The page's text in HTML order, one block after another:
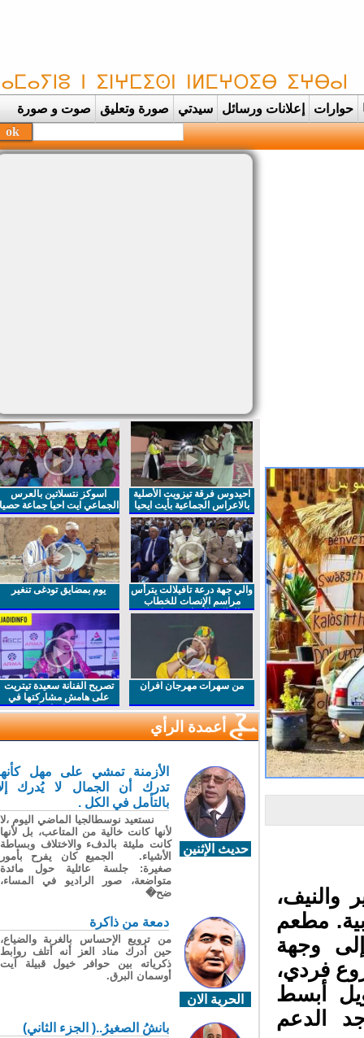
حوارات إعلانات ورسائل سيدتي صورة وتعليق صوت و صورة
مطعم
وجهة
فردي،
أبسط
الدعم
احيدوس فرقة تيزويت الأصلية
بالاعراس الجماعية بأيت ايحيا
اسوكز نتسلاتين بالعرس
الجماعي ايت احيا جماعة حصيا
والي جهة درعة تافيلالت يترأس
مراسم الإنصات للخطاب
الملكي السامي بمناسبة
يوم بمضايق تودغى تنغير
من سهرات مهرجان افران
تصريح الفنانة سعيدة تيتريت
على هامش مشاركتها في
مهرجان افران
أعمدة الرأي
حديث الإثنين
الأزمنة تمشي على مهل كأنها
تدرك أن الجمال لا يُدرك إلا
بالتأمل في الكل .
نستعيد نوسطالجيا الماضي اليوم ،لا
لأنها كانت خالية من المتاعب، بل لأنها
كانت مليئة بالدفء والاختلاف وبساطة
الأشياء. الجميع كان يفرح بأمور
صغيرة: جلسة عائلية حول مائدة
متواضعة، صور الراديو في المساء،
ضح�
الحرية الان
دمعة من ذاكرة
من ترويع الإحساس بالغربة والضياع،
حين أدرك مناد العز أنه أتلف روابط
ذكرياته بين حوافر خيول قبيلة آيت
أوسمان البرق.
بانشُ الصغيرُ..( الجزء الثاني)